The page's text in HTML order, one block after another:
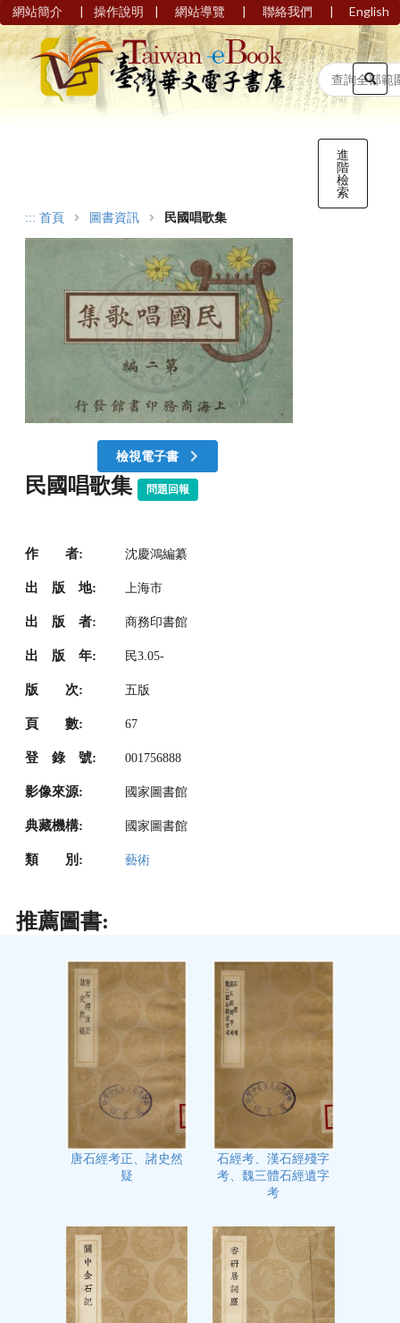
網站簡介 | 操作說明 | 網站導覽 | 聯絡我們 | English
進
階
檢
索
::: 首頁 圖書資訊 民國唱歌集
檢視電子書
民國唱歌集 問題回報
作 者: 沈慶鴻編纂
出 版 地: 上海市
出 版 者: 商務印書館
出 版 年: 民3.05-
版 次: 五版
頁 數: 67
登 錄 號: 001756888
影像來源: 國家圖書館
典藏機構: 國家圖書館
類 別: 藝術
推薦圖書:
唐石經考正、諸史然
疑
石經考、漢石經殘字
考、魏三體石經遺字
考